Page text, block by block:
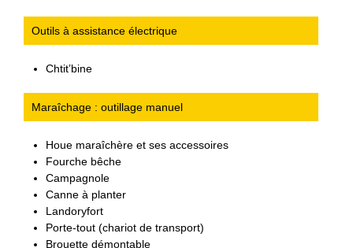
Outils à assistance électrique
Chtit’bine
Maraîchage : outillage manuel
Houe maraîchère et ses accessoires
Fourche bêche
Campagnole
Canne à planter
Landoryfort
Porte-tout (chariot de transport)
Brouette démontable